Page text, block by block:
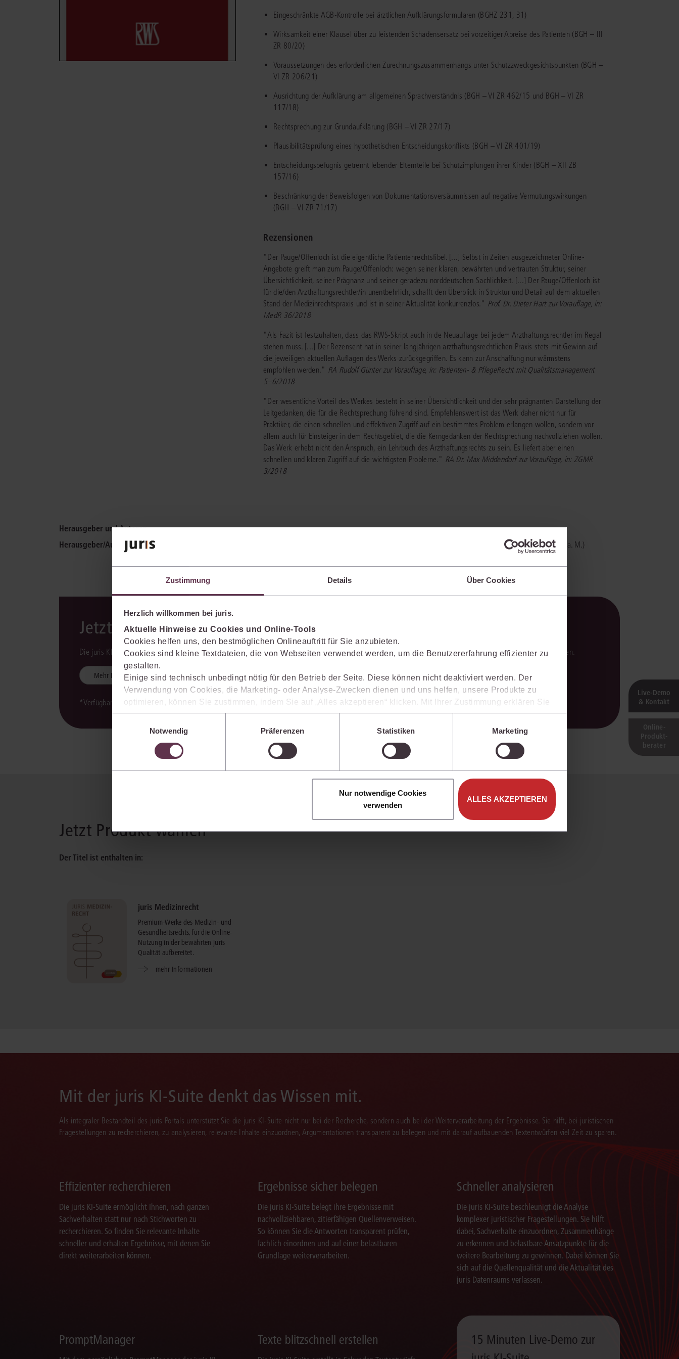
Zustimmung Details Über Cookies
Herzlich willkommen bei juris.
Aktuelle Hinweise zu Cookies und Online-Tools
Cookies helfen uns, den bestmöglichen Onlineauftritt für Sie anzubieten.
Cookies sind kleine Textdateien, die von Webseiten verwendet werden, um die Benutzererfahrung effizienter zu
gestalten.
Einige sind technisch unbedingt nötig für den Betrieb der Seite. Diese können nicht deaktiviert werden. Der
Verwendung von Cookies, die Marketing- oder Analyse-Zwecken dienen und uns helfen, unsere Produkte zu
optimieren, können Sie zustimmen, indem Sie auf „Alles akzeptieren“ klicken. Mit Ihrer Zustimmung erklären Sie
sich auch damit einverstanden, dass die mittels der Cookies erhobenen Daten möglicherweise in Drittländer (z.B.
die USA) übermittelt werden, die ein niedrigeres Datenschutzniveau als die EU aufweisen.
im Cookiebanner sowie in unseren
Hinweisen zum Datenschutz
Notwendig
Präferenzen Statistiken Marketing
Nur notwendige Cookies
verwenden
ALLES AKZEPTIEREN
Kanzleimanagement
Medizinrecht
Eingeschränkte AGB-Kontrolle bei ärztlichen Aufklärungsformularen (BGHZ 231, 31)
Wirksamkeit einer Klausel über zu leistenden Schadensersatz bei vorzeitiger Abreise des Patienten (BGH – III
ZR 80/20)
Voraussetzungen des erforderlichen Zurechnungszusammenhangs unter Schutzzweckgesichtspunkten (BGH –
VI ZR 206/21)
Ausrichtung der Aufklärung am allgemeinen Sprachverständnis (BGH – VI ZR 462/15 und BGH – VI ZR
117/18)
Rechtsprechung zur Grundaufklärung (BGH – VI ZR 27/17)
Plausibilitätsprüfung eines hypothetischen Entscheidungskonflikts (BGH – VI ZR 401/19)
Entscheidungsbefugnis getrennt lebender Elternteile bei Schutzimpfungen ihrer Kinder (BGH – XII ZB
157/16)
Beschränkung der Beweisfolgen von Dokumentationsversäumnissen auf negative Vermutungswirkungen
(BGH – VI ZR 71/17)
Rezensionen
"Der Pauge/Offenloch ist die eigentliche Patientenrechtsfibel. [...] Selbst in Zeiten ausgezeichneter Online-
Angebote greift man zum Pauge/Offenloch: wegen seiner klaren, bewährten und vertrauten Struktur, seiner
Übersichtlichkeit, seiner Prägnanz und seiner geradezu norddeutschen Sachlichkeit. [...] Der Pauge/Offenloch ist
für die/den Arzthaftungsrechtler/in unentbehrlich, schafft den Überblick in Struktur und Detail auf dem aktuellen
Stand der Medizinrechtspraxis und ist in seiner Aktualität konkurrenzlos." Prof. Dr. Dieter Hart zur Vorauflage, in:
MedR 36/2018
"Als Fazit ist festzuhalten, dass das RWS-Skript auch in de Neuauflage bei jedem Arzthaftungsrechtler im Regal
stehen muss. [...] Der Rezensent hat in seiner langjährigen arzthaftungsrechtlichen Praxis stets mit Gewinn auf
die jeweiligen aktuellen Auflagen des Werks zurückgegriffen. Es kann zur Anschaffung nur wärmstens
empfohlen werden." RA Rudolf Günter zur Vorauflage, in: Patienten- & PflegeRecht mit Qualitätsmanagement
5–6/2018
"Der wesentliche Vorteil des Werkes besteht in seiner Übersichtlichkeit und der sehr prägnanten Darstellung der
Leitgedanken, die für die Rechtsprechung führend sind. Empfehlenswert ist das Werk daher nicht nur für
Praktiker, die einen schnellen und effektiven Zugriff auf ein bestimmtes Problem erlangen wollen, sondern vor
allem auch für Einsteiger in dem Rechtsgebiet, die die Kerngedanken der Rechtsprechung nachvollziehen wollen.
Das Werk erhebt nicht den Anspruch, ein Lehrbuch des Arzthaftungsrechts zu sein. Es liefert aber einen
schnellen und klaren Zugriff auf die wichtigsten Problerne." RA Dr. Max Middendorf zur Vorauflage, in: ZGMR
3/2018
Herausgeber und Autoren
Herausgeber/Autoren: Burkhard Pauge (Richter am Oberlandesgericht, Frankfurt a. M.)
Jetzt mit KI-Unterstützung*
Die juris KI-Suite ist integraler Bestandteil des juris Portals. Profitieren Sie von einer noch schnelleren Recherche, effizienten Analysen und verlässlichen Ergebnissen.
Mehr Informationen
*Verfügbarkeit der juris KI-Suite kann variieren. Separates Angebot erforderlich.
Jetzt Produkt wählen
Der Titel ist enthalten in:
juris Medizinrecht
Premium-Werke des Medizin- und
Gesundheitsrechts, für die Online-
Nutzung in der bewährten juris
Qualität aufbereitet.
mehr Informationen
Mit der juris KI-Suite denkt das Wissen mit.
Als integraler Bestandteil des juris Portals unterstützt Sie die juris KI-Suite nicht nur bei der Recherche, sondern auch bei der Weiterverarbeitung der Ergebnisse. Sie hilft, bei juristischen
Fragestellungen zu recherchieren, zu analysieren, relevante Inhalte einzuordnen, Argumentationen transparent zu belegen und mit darauf aufbauenden Textentwürfen viel Zeit zu sparen.
Effizienter recherchieren
Die juris KI-Suite ermöglicht Ihnen, nach ganzen
Sachverhalten statt nur nach Stichworten zu
recherchieren. So finden Sie relevante Inhalte
schneller und erhalten Ergebnisse, mit denen Sie
direkt weiterarbeiten können.
Ergebnisse sicher belegen
Die juris KI-Suite belegt ihre Ergebnisse mit
nachvollziehbaren, zitierfähigen Quellenverweisen.
So können Sie die Antworten transparent prüfen,
fachlich einordnen und auf einer belastbaren
Grundlage weiterverarbeiten.
Schneller analysieren
Die juris KI-Suite beschleunigt die Analyse
komplexer juristischer Fragestellungen. Sie hilft
dabei, Sachverhalte einzuordnen, Zusammenhänge
zu erkennen und belastbare Ansatzpunkte für die
weitere Bearbeitung zu gewinnen. Dabei können Sie
sich auf die Quellenqualität und die Aktualität des
juris Datenraums verlassen.
PromptManager Texte blitzschnell erstellen
15 Minuten Live-Demo zur
Live‑Demo
& Kontakt
Online-
Produkt­
berater